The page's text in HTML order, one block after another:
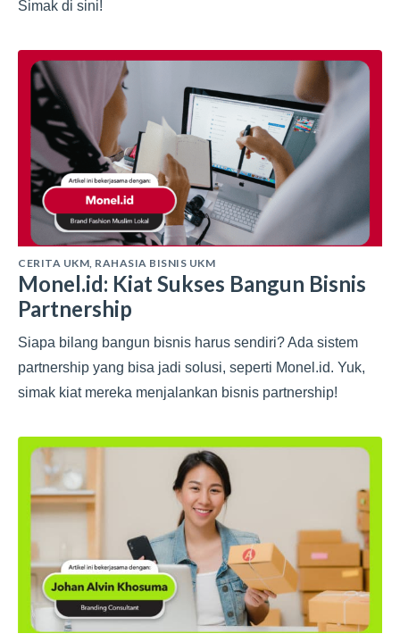
Simak di sini!
CERITA UKM, RAHASIA BISNIS UKM
Monel.id: Kiat Sukses Bangun Bisnis
Partnership
Siapa bilang bangun bisnis harus sendiri? Ada sistem
partnership yang bisa jadi solusi, seperti Monel.id. Yuk,
simak kiat mereka menjalankan bisnis partnership!